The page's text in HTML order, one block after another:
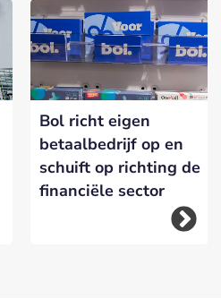
Bol richt eigen
betaalbedrijf op en
schuift op richting de
financiële sector